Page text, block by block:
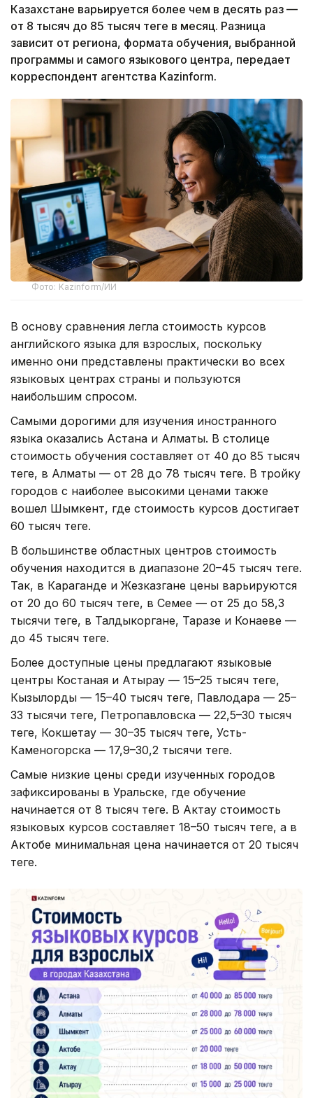
Казахстане варьируется более чем в десять раз —
от 8 тысяч до 85 тысяч теңге в месяц. Разница
зависит от региона, формата обучения, выбранной
программы и самого языкового центра, передает
корреспондент агентства Kazinform.
Фото: Kazinform/ИИ
В основу сравнения легла стоимость курсов
английского языка для взрослых, поскольку
именно они представлены практически во всех
языковых центрах страны и пользуются
наибольшим спросом.
Самыми дорогими для изучения иностранного
языка оказались Астана и Алматы. В столице
стоимость обучения составляет от 40 до 85 тысяч
теңге, в Алматы — от 28 до 78 тысяч теңге. В тройку
городов с наиболее высокими ценами также
вошел Шымкент, где стоимость курсов достигает
60 тысяч теңге.
В большинстве областных центров стоимость
обучения находится в диапазоне 20–45 тысяч теңге.
Так, в Караганде и Жезказгане цены варьируются
от 20 до 60 тысяч теңге, в Семее — от 25 до 58,3
тысячи теңге, в Талдыкоргане, Таразе и Конаеве —
до 45 тысяч теңге.
Более доступные цены предлагают языковые
центры Костаная и Атырау — 15–25 тысяч теңге,
Кызылорды — 15–40 тысяч теңге, Павлодара — 25–
33 тысячи теңге, Петропавловска — 22,5–30 тысяч
теңге, Кокшетау — 30–35 тысяч теңге, Усть-
Каменогорска — 17,9–30,2 тысячи теңге.
Самые низкие цены среди изученных городов
зафиксированы в Уральске, где обучение
начинается от 8 тысяч теңге. В Актау стоимость
языковых курсов составляет 18–50 тысяч теңге, а в
Актобе минимальная цена начинается от 20 тысяч
теңге.